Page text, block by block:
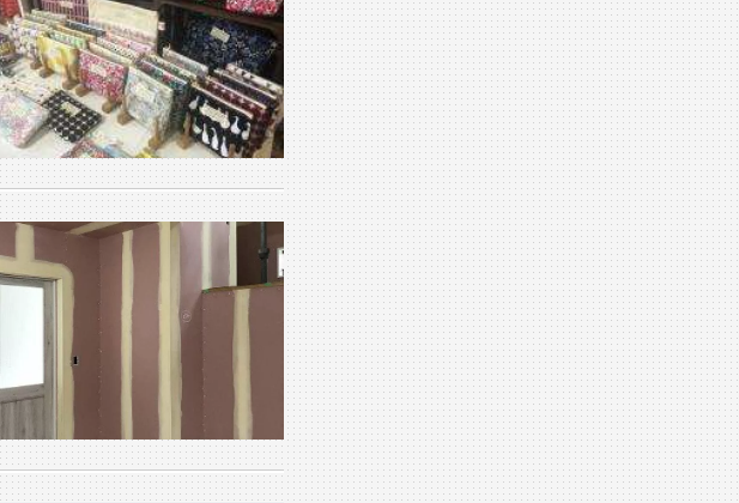
1月 (2)
2月 (8)
1月 (6)
3月 (5)
2月 (6)
1月 (10)
5月 (8)
4月 (17)
3月 (16)
2月 (18)
1月 (20)
6月 (21)
5月 (18)
4月 (18)
3月 (17)
2月 (21)
1月 (14)
8月 (18)
7月 (24)
6月 (25)
5月 (22)
4月 (25)
3月 (23)
2月 (23)
1月 (19)
9月 (21)
8月 (16)
7月 (24)
6月 (22)
5月 (20)
4月 (23)
3月 (23)
2月 (22)
1月 (23)
10月 (26)
9月 (24)
8月 (29)
7月 (26)
6月 (11)
5月 (7)
4月 (9)
3月 (8)
2月 (15)
12月 (13)
11月 (10)
10月 (13)
9月 (18)
8月 (14)
7月 (15)
6月 (23)
5月 (20)
4月 (5)